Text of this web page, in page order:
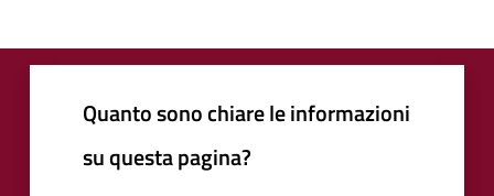
Quanto sono chiare le informazioni
su questa pagina?